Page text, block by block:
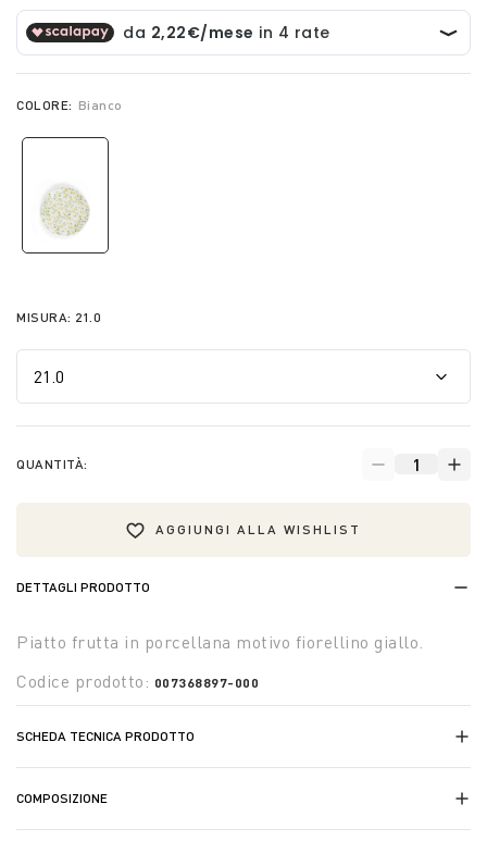
COLORE: Bianco
MISURA: 21.0
QUANTITÀ:
AGGIUNGI ALLA WISHLIST
DETTAGLI PRODOTTO
Piatto frutta in porcellana motivo fiorellino giallo.
Codice prodotto: 007368897-000
SCHEDA TECNICA PRODOTTO
COMPOSIZIONE